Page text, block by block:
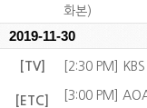
화본)
2019-11-30
[TV] [2:30 PM]
[ETC]
[3:00 PM]